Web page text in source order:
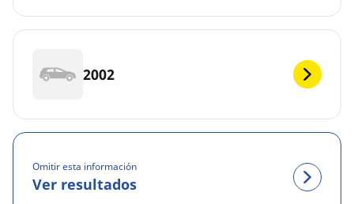
2002
Omitir esta información
Ver resultados